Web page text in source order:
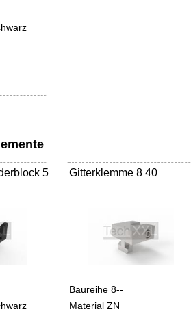
5
Gitterklemme 8 40
Baureihe 8--
Material ZN